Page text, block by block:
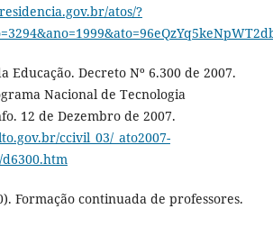
atos/?
Educação. Decreto Nº 6.300 de 2007.
Nacional de Tecnologia
12 de Dezembro de 2007.
ccivil_03/_ato2007-
Formação continuada de professores.